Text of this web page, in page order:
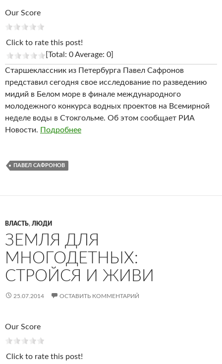
Our Score
Click to rate this post!
[Total: 0 Average: 0]
Старшеклассник из Петербурга Павел Сафронов
представил сегодня свое исследование по разведению
мидий в Белом море в финале международного
молодежного конкурса водных проектов на Всемирной
неделе воды в Стокгольме. Об этом сообщает РИА
Новости. Подробнее
ПАВЕЛ САФРОНОВ
ВЛАСТЬ, ЛЮДИ
ЗЕМЛЯ ДЛЯ
МНОГОДЕТНЫХ:
СТРОЙСЯ И ЖИВИ
25.07.2014 ОСТАВИТЬ КОММЕНТАРИЙ
Our Score
Click to rate this post!